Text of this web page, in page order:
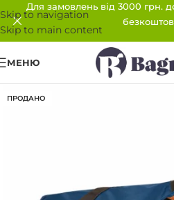
Skip to navigation
Skip to main content
Для замовлень від 3000 грн.
МЕНЮ
ПРОДАНО